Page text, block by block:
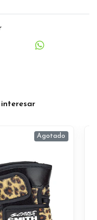
interesar
Agotado